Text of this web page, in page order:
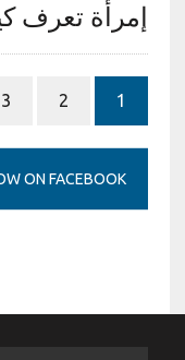
إمرأة تعرف
1
2
3
ON FACEBOOK